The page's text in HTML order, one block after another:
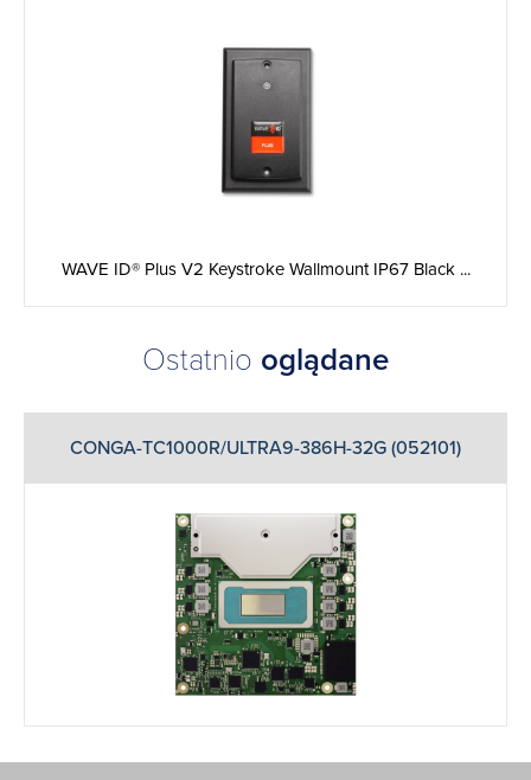
WAVE ID® Plus V2 Keystroke Wallmount IP67 Black ...
Ostatnio oglądane
CONGA-TC1000R/ULTRA9-386H-32G (052101)